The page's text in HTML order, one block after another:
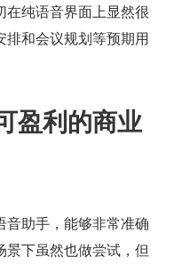
纯语音界面上显然很
和会议规划等预期用
盈利的商业
助手，能够非常准确
下虽然也做尝试，但